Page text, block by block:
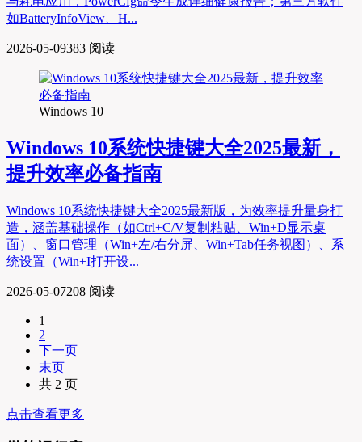
如BatteryInfoView、H...
2026-05-09383 阅读
Windows 10
Windows 10系统快捷键大全2025最新，
提升效率必备指南
Windows 10系统快捷键大全2025最新版，为效率提升量身打
造，涵盖基础操作（如Ctrl+C/V复制粘贴、Win+D显示桌
面）、窗口管理（Win+左/右分屏、Win+Tab任务视图）、系
统设置（Win+I打开设...
2026-05-07208 阅读
1
2
下一页
末页
共 2 页
点击查看更多